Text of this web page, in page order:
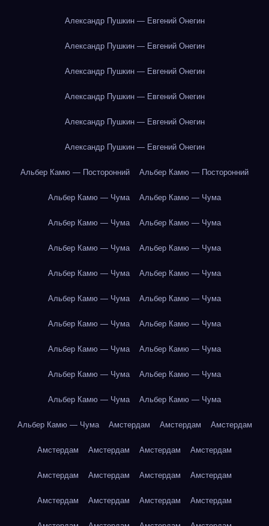
Александр Пушкин — Евгений Онегин
Александр Пушкин — Евгений Онегин
Александр Пушкин — Евгений Онегин
Александр Пушкин — Евгений Онегин
Александр Пушкин — Евгений Онегин
Александр Пушкин — Евгений Онегин
Альбер Камю — Посторонний Альбер Камю — Посторонний
Альбер Камю — Чума Альбер Камю — Чума
Альбер Камю — Чума Альбер Камю — Чума
Альбер Камю — Чума Альбер Камю — Чума
Альбер Камю — Чума Альбер Камю — Чума
Альбер Камю — Чума Альбер Камю — Чума
Альбер Камю — Чума Альбер Камю — Чума
Альбер Камю — Чума Альбер Камю — Чума
Альбер Камю — Чума Альбер Камю — Чума
Альбер Камю — Чума Альбер Камю — Чума
Альбер Камю — Чума Амстердам Амстердам Амстердам
Амстердам Амстердам Амстердам Амстердам
Амстердам Амстердам Амстердам Амстердам
Амстердам Амстердам Амстердам Амстердам